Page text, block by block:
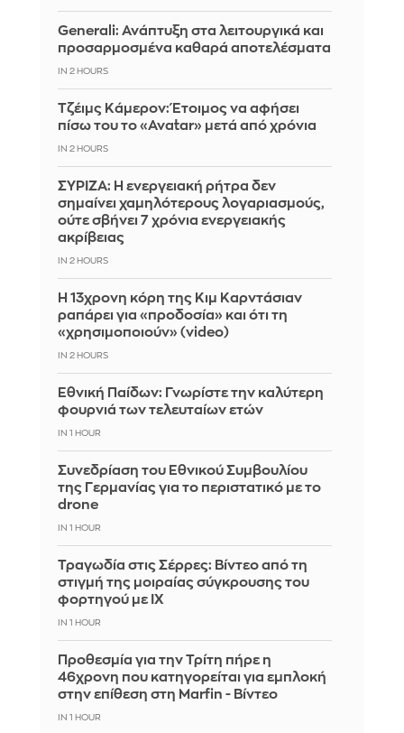
Generali: Ανάπτυξη στα λειτουργικά και
προσαρμοσμένα καθαρά αποτελέσματα
IN 2 HOURS
Τζέιμς Κάμερον: Έτοιμος να αφήσει
πίσω του το «Avatar» μετά από χρόνια
IN 2 HOURS
ΣΥΡΙΖΑ: Η ενεργειακή ρήτρα δεν
σημαίνει χαμηλότερους λογαριασμούς,
ούτε σβήνει 7 χρόνια ενεργειακής
ακρίβειας
IN 2 HOURS
Η 13χρονη κόρη της Κιμ Καρντάσιαν
ραπάρει για «προδοσία» και ότι τη
«χρησιμοποιούν» (video)
IN 2 HOURS
Εθνική Παίδων: Γνωρίστε την καλύτερη
φουρνιά των τελευταίων ετών
IN 1 HOUR
Συνεδρίαση του Εθνικού Συμβουλίου
της Γερμανίας για το περιστατικό με το
drone
IN 1 HOUR
Τραγωδία στις Σέρρες: Βίντεο από τη
στιγμή της μοιραίας σύγκρουσης του
φορτηγού με ΙΧ
IN 1 HOUR
Προθεσμία για την Τρίτη πήρε η
46χρονη που κατηγορείται για εμπλοκή
στην επίθεση στη Marfin - Βίντεο
IN 1 HOUR